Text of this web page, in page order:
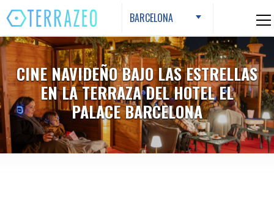
Skip
to
content
BARCELONA
CINE NAVIDEÑO BAJO LAS ESTRELLAS
EN LA TERRAZA DEL HOTEL EL
PALACE BARCELONA